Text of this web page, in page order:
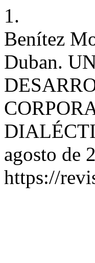
1.
Benítez
Duban.
agosto de
https://